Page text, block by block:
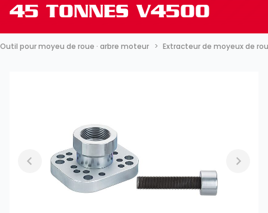
45 TONNES V4500
Outil pour moyeu de roue · arbre moteur Extracteur de moyeux de